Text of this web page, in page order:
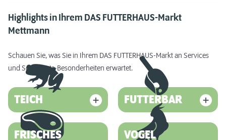
Highlights in Ihrem DAS FUTTERHAUS-Markt
Mettmann
Schauen Sie, was Sie in Ihrem DAS FUTTERHAUS-Markt an Services
und Sortiments-Besonderheiten erwartet.
TEICH FUTTERBAR
FRISCHES VOGEL